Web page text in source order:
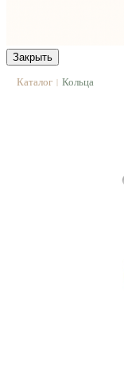
Закрыть
Каталог | Кольца